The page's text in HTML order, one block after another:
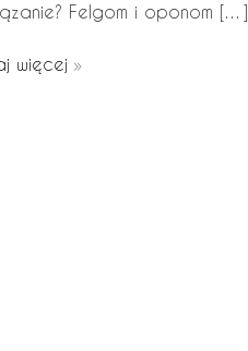
Felgom i oponom […]
więcej